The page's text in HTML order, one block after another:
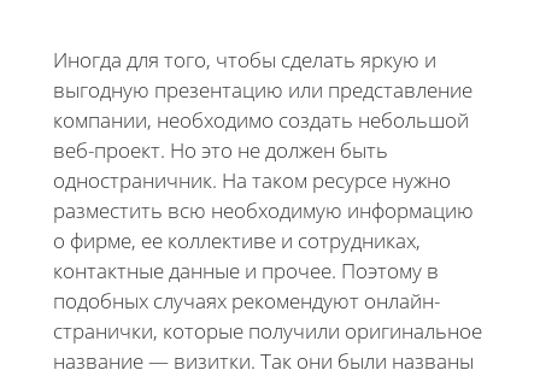
Иногда для того, чтобы сделать яркую и
выгодную презентацию или представление
компании, необходимо создать небольшой
веб-проект. Но это не должен быть
одностраничник. На таком ресурсе нужно
разместить всю необходимую информацию
о фирме, ее коллективе и сотрудниках,
контактные данные и прочее. Поэтому в
подобных случаях рекомендуют онлайн-
странички, которые получили оригинальное
название — визитки. Так они были названы